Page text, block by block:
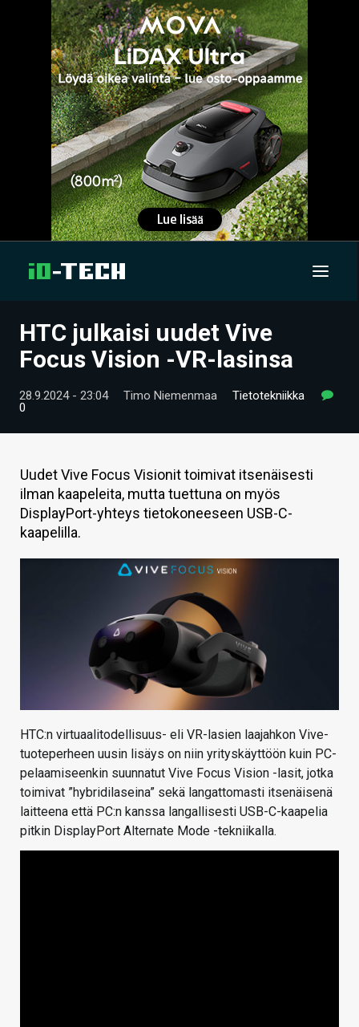
UUTISET
VIDEOT
TIETOA
HINTA.FI
HTC julkaisi uudet Vive
Focus Vision -VR-lasinsa
28.9.2024 - 23:04 Timo Niemenmaa
Tietotekniikka
0
Uudet Vive Focus Visionit toimivat itsenäisesti
ilman kaapeleita, mutta tuettuna on myös
DisplayPort-yhteys tietokoneeseen USB-C-
kaapelilla.
HTC:n virtuaalitodellisuus- eli VR-lasien laajahkon Vive-
tuoteperheen uusin lisäys on niin yrityskäyttöön kuin PC-
pelaamiseenkin suunnatut Vive Focus Vision -lasit, jotka
toimivat ”hybridilaseina” sekä langattomasti itsenäisenä
laitteena että PC:n kanssa langallisesti USB-C-kaapelia
pitkin DisplayPort Alternate Mode -tekniikalla.